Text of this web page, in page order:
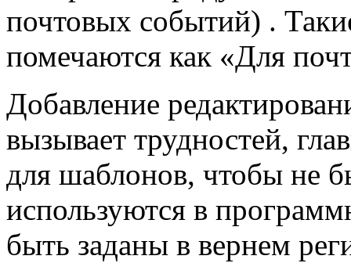
почтовых событий) .
помечаются как «Для
Добавление
вызывает трудностей,
для шаблонов, чтобы не
используются в
быть заданы в вернем